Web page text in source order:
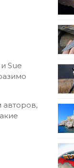
Sue
авторов,